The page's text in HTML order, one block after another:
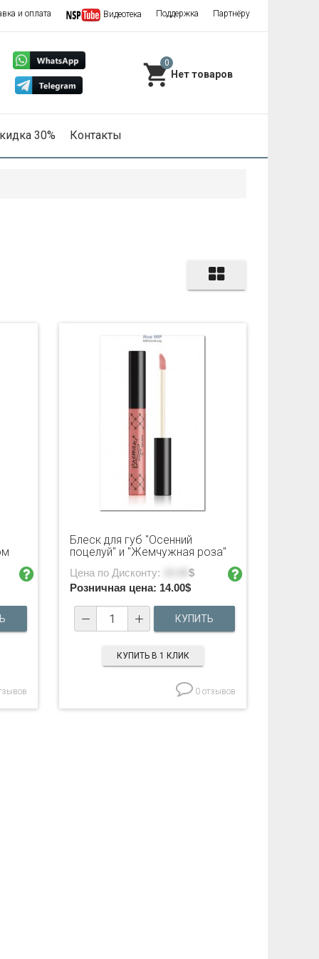
и оплата Видеотека Поддержка Партнёру
0
30% Контакты
Блеск для губ "Осенний
поцелуй" и "Жемчужная роза"
Цена по Дисконту: 10.00$
Розничная цена: 14.00$
КУПИТЬ В 1 КЛИК
0 отзывов